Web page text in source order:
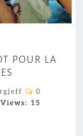
POUR LA
C
M
0
15